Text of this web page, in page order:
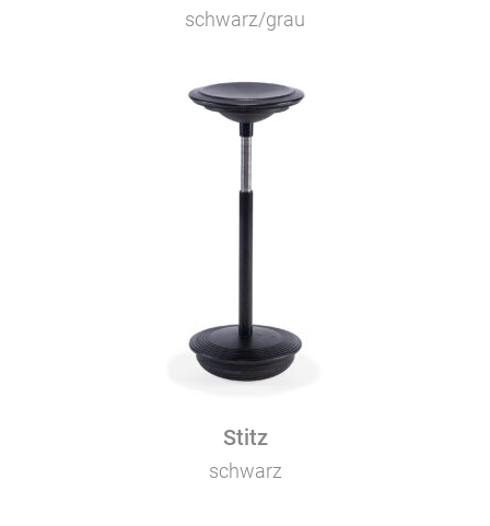
schwarz/grau
Stitz
schwarz